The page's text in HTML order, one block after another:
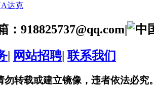
达克
918825737@qq.com|
网站招聘|联系我们
转载或建立镜像，违者依法必究。